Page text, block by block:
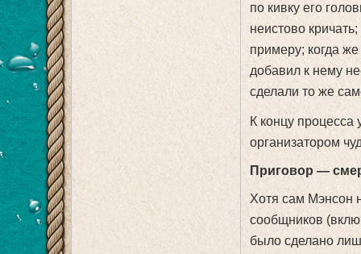
по кивку его
неистово
примеру; когда
добавил к нему
сделали то же
К концу процесса
организатором
Приговор —
Хотя сам Мэнсон
сообщников
было сделано